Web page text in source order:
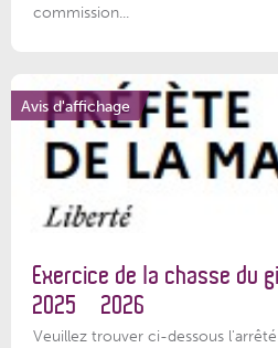
commission...
Avis d'affichage
Exercice de la chasse du
2025 – 2026
Veuillez trouver ci-dessous